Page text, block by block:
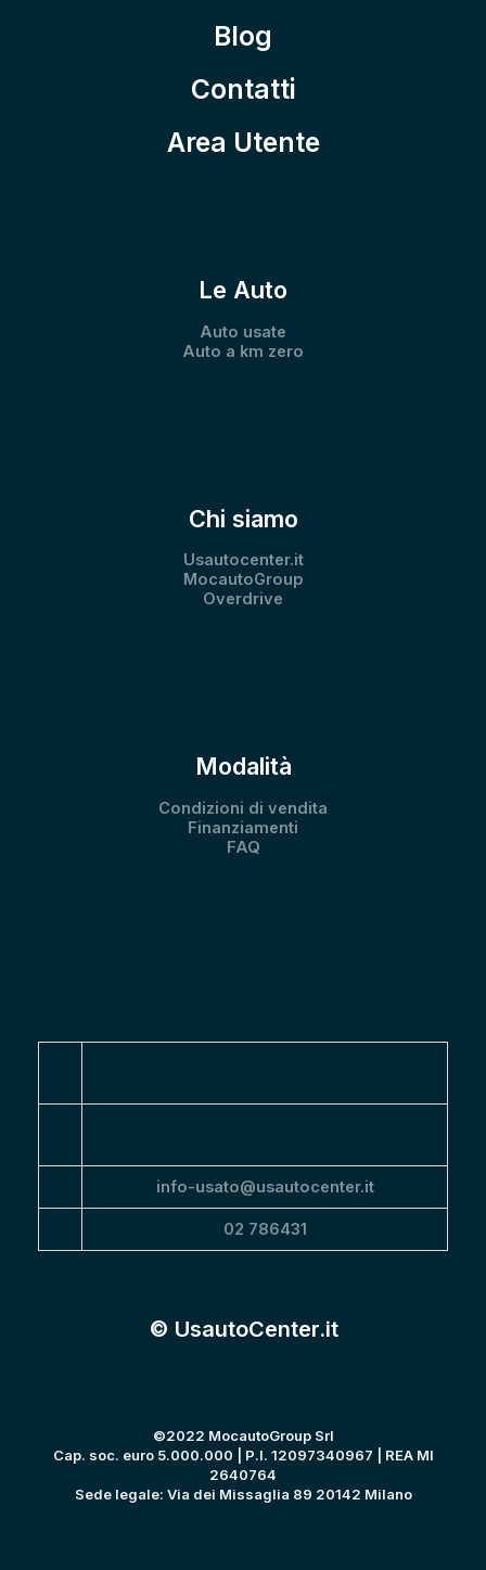
Blog
Contatti
Area Utente
Le Auto
Auto usate
Auto a km zero
Chi siamo
Usautocenter.it
MocautoGroup
Overdrive
Modalità
Condizioni di vendita
Finanziamenti
FAQ
info-usato@usautocenter.it
02 786431
© UsautoCenter.it
©2022 MocautoGroup Srl
Cap. soc. euro 5.000.000 | P.I. 12097340967 | REA MI
2640764
Sede legale: Via dei Missaglia 89 20142 Milano